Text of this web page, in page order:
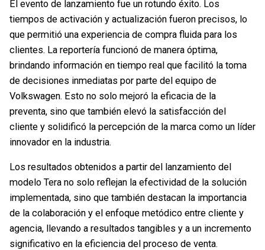
El evento de lanzamiento fue un rotundo éxito. Los
tiempos de activación y actualización fueron precisos, lo
que permitió una experiencia de compra fluida para los
clientes. La reportería funcionó de manera óptima,
brindando información en tiempo real que facilitó la toma
de decisiones inmediatas por parte del equipo de
Volkswagen. Esto no solo mejoró la eficacia de la
preventa, sino que también elevó la satisfacción del
cliente y solidificó la percepción de la marca como un líder
innovador en la industria.
Los resultados obtenidos a partir del lanzamiento del
modelo Tera no solo reflejan la efectividad de la solución
implementada, sino que también destacan la importancia
de la colaboración y el enfoque metódico entre cliente y
agencia, llevando a resultados tangibles y a un incremento
significativo en la eficiencia del proceso de venta.